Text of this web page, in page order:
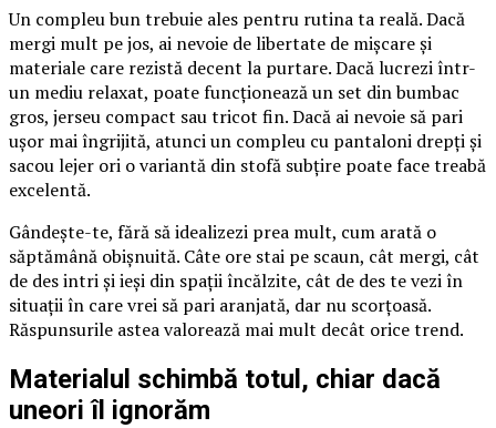
Un compleu bun trebuie ales pentru rutina ta reală. Dacă
mergi mult pe jos, ai nevoie de libertate de mișcare și
materiale care rezistă decent la purtare. Dacă lucrezi într-
un mediu relaxat, poate funcționează un set din bumbac
gros, jerseu compact sau tricot fin. Dacă ai nevoie să pari
ușor mai îngrijită, atunci un compleu cu pantaloni drepți și
sacou lejer ori o variantă din stofă subțire poate face treabă
excelentă.
Gândește-te, fără să idealizezi prea mult, cum arată o
săptămână obișnuită. Câte ore stai pe scaun, cât mergi, cât
de des intri și ieși din spații încălzite, cât de des te vezi în
situații în care vrei să pari aranjată, dar nu scorțoasă.
Răspunsurile astea valorează mai mult decât orice trend.
Materialul schimbă totul, chiar dacă
uneori îl ignorăm